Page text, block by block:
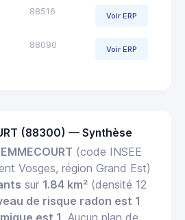
88516 Voir ERP
88090 Voir ERP
(88300) — Synthèse
(code INSEE
Vosges, région Grand Est)
sur 1.84 km² (densité 12
de risque radon est 1